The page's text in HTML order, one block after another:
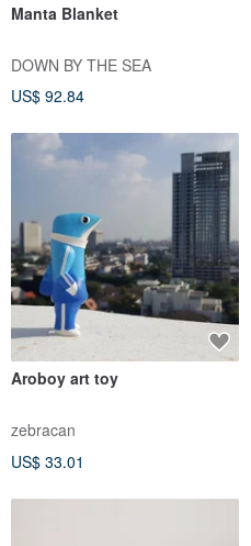
Manta Blanket
DOWN BY THE SEA
US$ 92.84
Aroboy art toy
zebracan
US$ 33.01